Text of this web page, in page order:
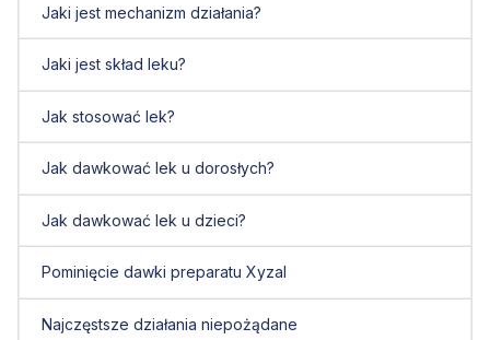
Jaki jest mechanizm działania?
Jaki jest skład leku?
Jak stosować lek?
Jak dawkować lek u dorosłych?
Jak dawkować lek u dzieci?
Pominięcie dawki preparatu Xyzal
Najczęstsze działania niepożądane